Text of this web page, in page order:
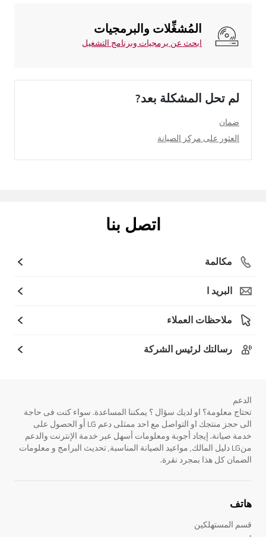
المُشغِّلات والبرمجيات
ابحث عن برمجيات وبرنامج التشغيل
لم تحل المشكلة بعد?
ضمان
العثور على مركز الصيانة
اتصل بنا
مكالمة
البريد ا
ملاحظات العملاء
رسالتك لرئيس الشركة
الدعم
تحتاج معلومة؟ او لديك سؤال ؟ يمكننا المساعدة. سواء كنت فى حاجة
الى حجز منتجك او التواصل مع احد ممثلى دعم LG أو الحصول على
خدمة صيانة. إيجاد أجوبة ومعلومات أسهل عبر خدمة الإنترنت والدعم
منLG دليل المالك, مواعيد الصيانة المناسبة, تحديث البرامج و معلومات
الضمان كل هذا بمجرد نقرة.
هاتف
قسم المستهلكين